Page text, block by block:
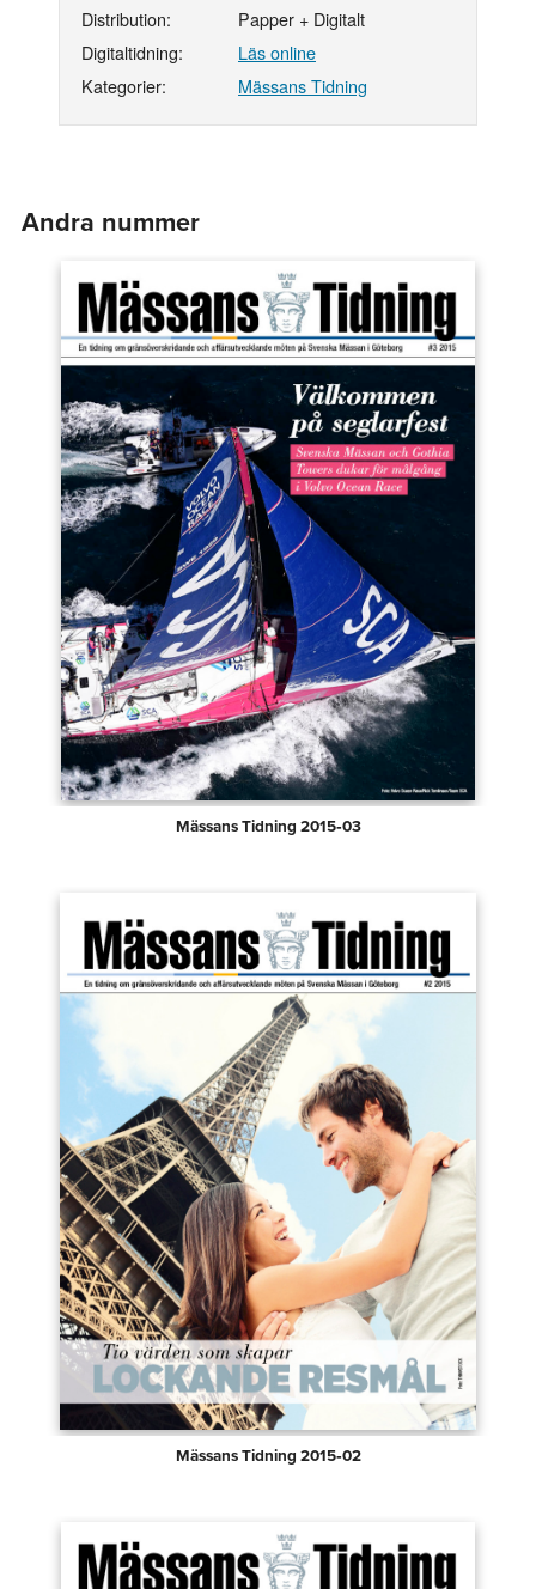
Distribution:
Papper + Digitalt
Digitaltidning:
Läs online
Kategorier:
Mässans Tidning
Andra nummer
Mässans Tidning 2015‑03
Mässans Tidning 2015‑02